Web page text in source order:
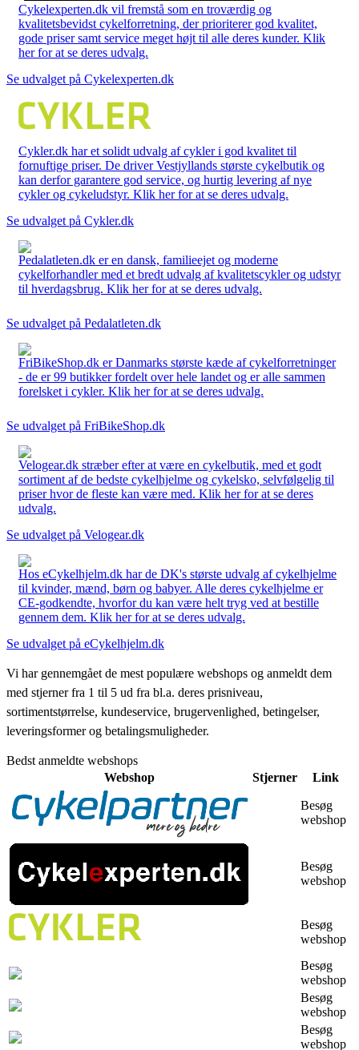
Cykelexperten.dk vil fremstå som en troværdig og
kvalitetsbevidst cykelforretning, der prioriterer god kvalitet,
gode priser samt service meget højt til alle deres kunder. Klik
her for at se deres udvalg.
Se udvalget på Cykelexperten.dk
Cykler.dk har et solidt udvalg af cykler i god kvalitet til
fornuftige priser. De driver Vestjyllands største cykelbutik og
kan derfor garantere god service, og hurtig levering af nye
cykler og cykeludstyr. Klik her for at se deres udvalg.
Se udvalget på Cykler.dk
Pedalatleten.dk er en dansk, familieejet og moderne
cykelforhandler med et bredt udvalg af kvalitetscykler og udstyr
til hverdagsbrug. Klik her for at se deres udvalg.
Se udvalget på Pedalatleten.dk
FriBikeShop.dk er Danmarks største kæde af cykelforretninger
- de er 99 butikker fordelt over hele landet og er alle sammen
forelsket i cykler. Klik her for at se deres udvalg.
Se udvalget på FriBikeShop.dk
Velogear.dk stræber efter at være en cykelbutik, med et godt
sortiment af de bedste cykelhjelme og cykelsko, selvfølgelig til
priser hvor de fleste kan være med. Klik her for at se deres
udvalg.
Se udvalget på Velogear.dk
Hos eCykelhjelm.dk har de DK's største udvalg af cykelhjelme
til kvinder, mænd, børn og babyer. Alle deres cykelhjelme er
CE-godkendte, hvorfor du kan være helt tryg ved at bestille
gennem dem. Klik her for at se deres udvalg.
Se udvalget på eCykelhjelm.dk
Vi har gennemgået de mest populære webshops og anmeldt dem
med stjerner fra 1 til 5 ud fra bl.a. deres prisniveau,
sortimentstørrelse, kundeservice, brugervenlighed, betingelser,
leveringsformer og betalingsmuligheder.
Bedst anmeldte webshops
Webshop
Stjerner Link
Besøg
webshop
Besøg
webshop
Besøg
webshop
Besøg
webshop
Besøg
webshop
Besøg
webshop